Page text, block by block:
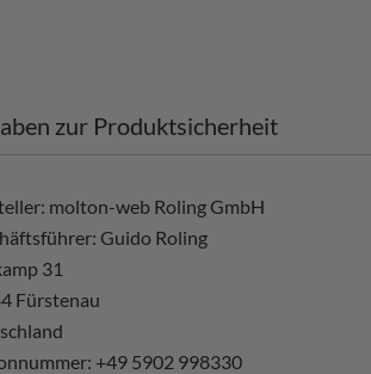
zur Produktsicherheit
molton-web Roling GmbH
Guido Roling
31
Fürstenau
+49 5902 998330